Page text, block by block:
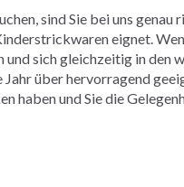
sind Sie bei uns
eignet.
sich gleichzeitig in den
Jahr über hervorragend
haben und Sie die